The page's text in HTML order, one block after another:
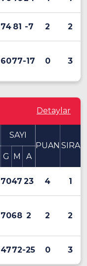
74 81 -7 2 2
6077-17 0 3
Detaylar
SAYI
PUAN SIRA
G M A
7047 23 4 1
7068 2 2 2
4772-25 0 3